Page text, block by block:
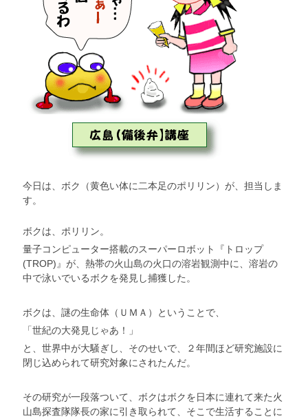
今日は、ボク（黄色い体に二本足のポリリン）が、担当しま
す。
ボクは、ポリリン。
量子コンピューター搭載のスーパーロボット『トロップ
(TROP)』が、熱帯の火山島の火口の溶岩観測中に、溶岩の
中で泳いでいるボクを発見し捕獲した。
ボクは、謎の生命体（ＵＭＡ）ということで、
「世紀の大発見じゃあ！」
と、世界中が大騒ぎし、そのせいで、２年間ほど研究施設に
閉じ込められて研究対象にされたんだ。
その研究が一段落ついて、ボクはボクを日本に連れて来た火
山島探査隊隊長の家に引き取られて、そこで生活することに